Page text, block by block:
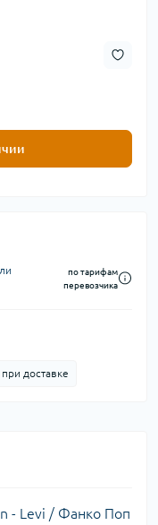
по тарифам
перевозчика
доставке
- Levi / Фанко Поп